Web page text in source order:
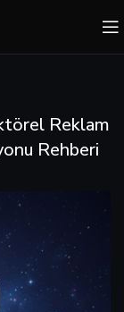
Reklam
Rehberi